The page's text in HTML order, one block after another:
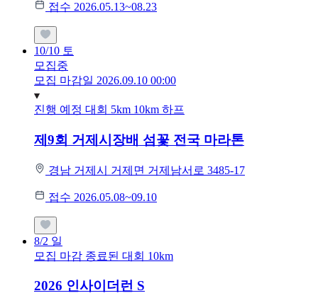
접수 2026.05.13~08.23
10/10 토
모집중
모집 마감일 2026.09.10 00:00
진행 예정 대회 5km 10km 하프
제9회 거제시장배 섬꽃 전국 마라톤
경남 거제시 거제면 거제남서로 3485-17
접수 2026.05.08~09.10
8/2 일
모집 마감 종료된 대회 10km
2026 인사이더런 S